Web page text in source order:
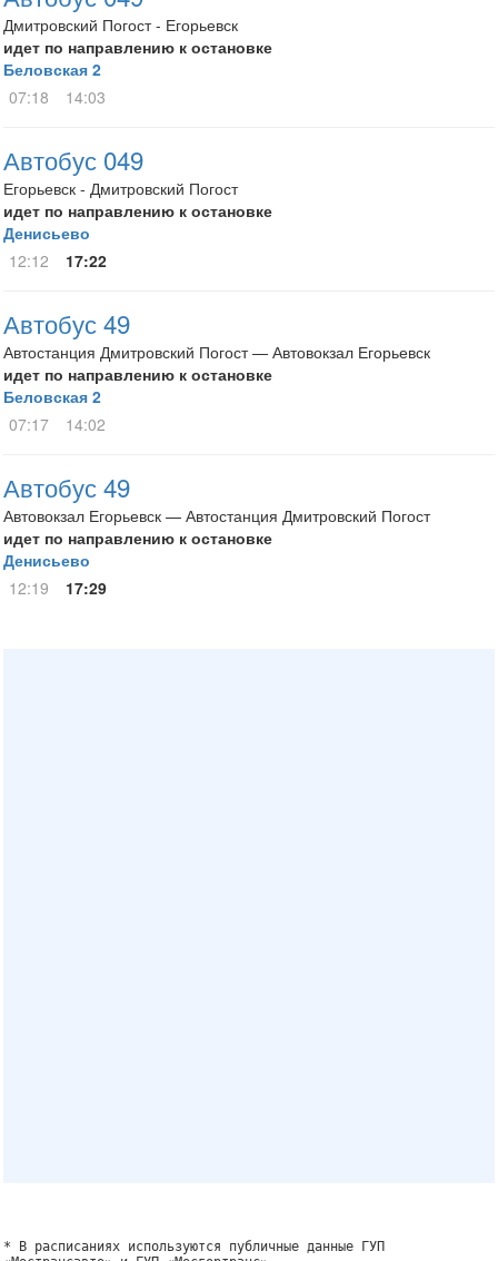
Дмитровский Погост - Егорьевск
идет по направлению к остановке
Беловская 2
07:18
14:03
Автобус 049
Егорьевск - Дмитровский Погост
идет по направлению к остановке
Денисьево
12:12
17:22
Автобус 49
Автостанция Дмитровский Погост — Автовокзал Егорьевск
идет по направлению к остановке
Беловская 2
07:17
14:02
Автобус 49
Автовокзал Егорьевск — Автостанция Дмитровский Погост
идет по направлению к остановке
Денисьево
12:19
17:29
* В расписаниях используются публичные данные ГУП